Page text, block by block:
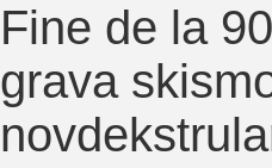
Fine de la
grava